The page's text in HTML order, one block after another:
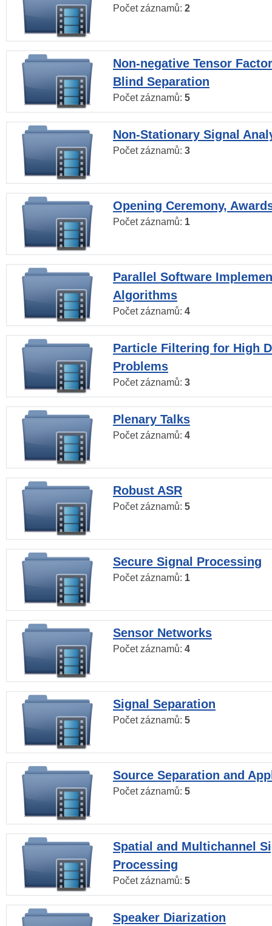
Počet záznamů: 2
Non-negative Tensor
Blind Separation
Počet záznamů: 5
Non-Stationary Signal
Počet záznamů: 3
Opening Ceremony,
Počet záznamů: 1
Parallel Software
Algorithms
Počet záznamů: 4
Particle Filtering for High
Problems
Počet záznamů: 3
Plenary Talks
Počet záznamů: 4
Robust ASR
Počet záznamů: 5
Secure Signal Processing
Počet záznamů: 1
Sensor Networks
Počet záznamů: 4
Signal Separation
Počet záznamů: 5
Source Separation and
Počet záznamů: 5
Spatial and Multichannel
Processing
Počet záznamů: 5
Speaker Diarization